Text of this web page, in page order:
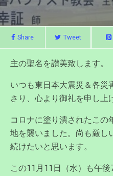
Share Tweet
主の聖名を讃美致します。
いつも東日本大震災＆各災
さり、心より御礼を申し上
コロナに塗り潰されたこの
地を襲いました。尚も厳し
続けたいと思います。
この11月11日（水）も午